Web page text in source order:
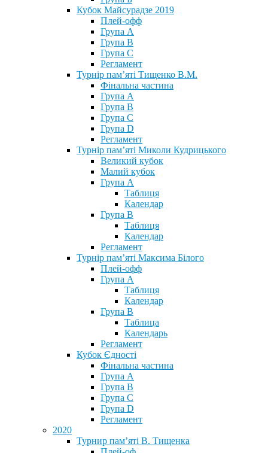
Кубок Майсурадзе 2019
Плей-офф
Група А
Група В
Група С
Регламент
Турнір пам’яті Тищенко В.М.
Фінальна частина
Група А
Група В
Група С
Група D
Регламент
Турнір пам’яті Миколи Кудрицького
Великий кубок
Малий кубок
Група А
Таблиця
Календар
Група В
Таблиця
Календар
Регламент
Турнір пам’яті Максима Білого
Плей-офф
Група А
Таблиця
Календар
Група В
Таблица
Календарь
Регламент
Кубок Єдності
Фінальна частина
Група А
Група В
Група С
Група D
Регламент
2020
Турнир пам’яті В. Тищенка